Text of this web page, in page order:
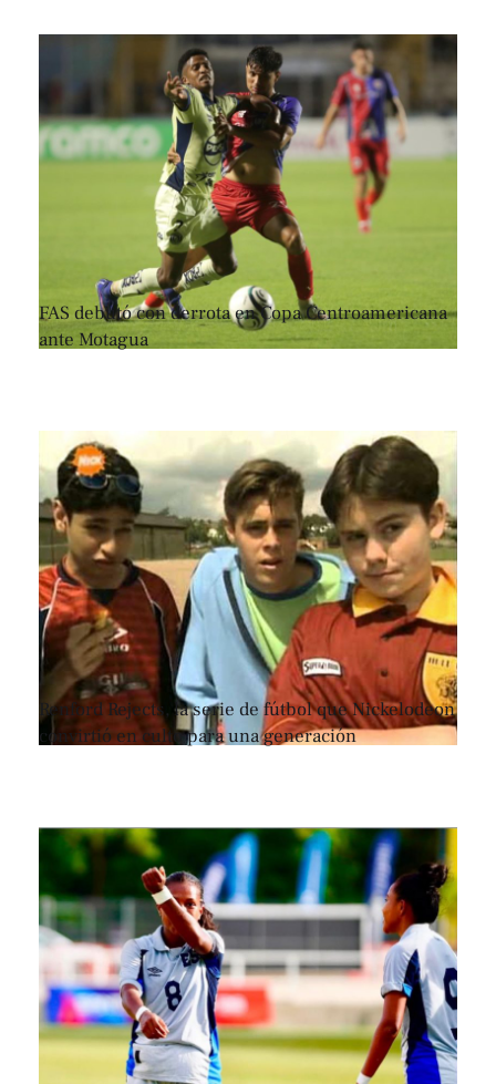
FAS debutó con derrota en Copa Centroamericana
ante Motagua
Renford Rejects, la serie de fútbol que Nickelodeon
convirtió en culto para una generación